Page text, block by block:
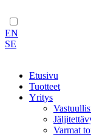
EN
SE
Etusivu
Tuotteet
Yritys
Varmat